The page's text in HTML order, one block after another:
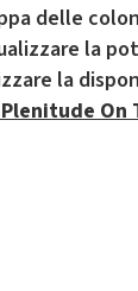
delle
la
la
On